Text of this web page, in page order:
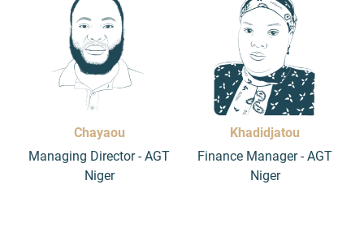
Chayaou
Managing Director - AGT
Niger
Khadidjatou
Finance Manager - AGT
Niger